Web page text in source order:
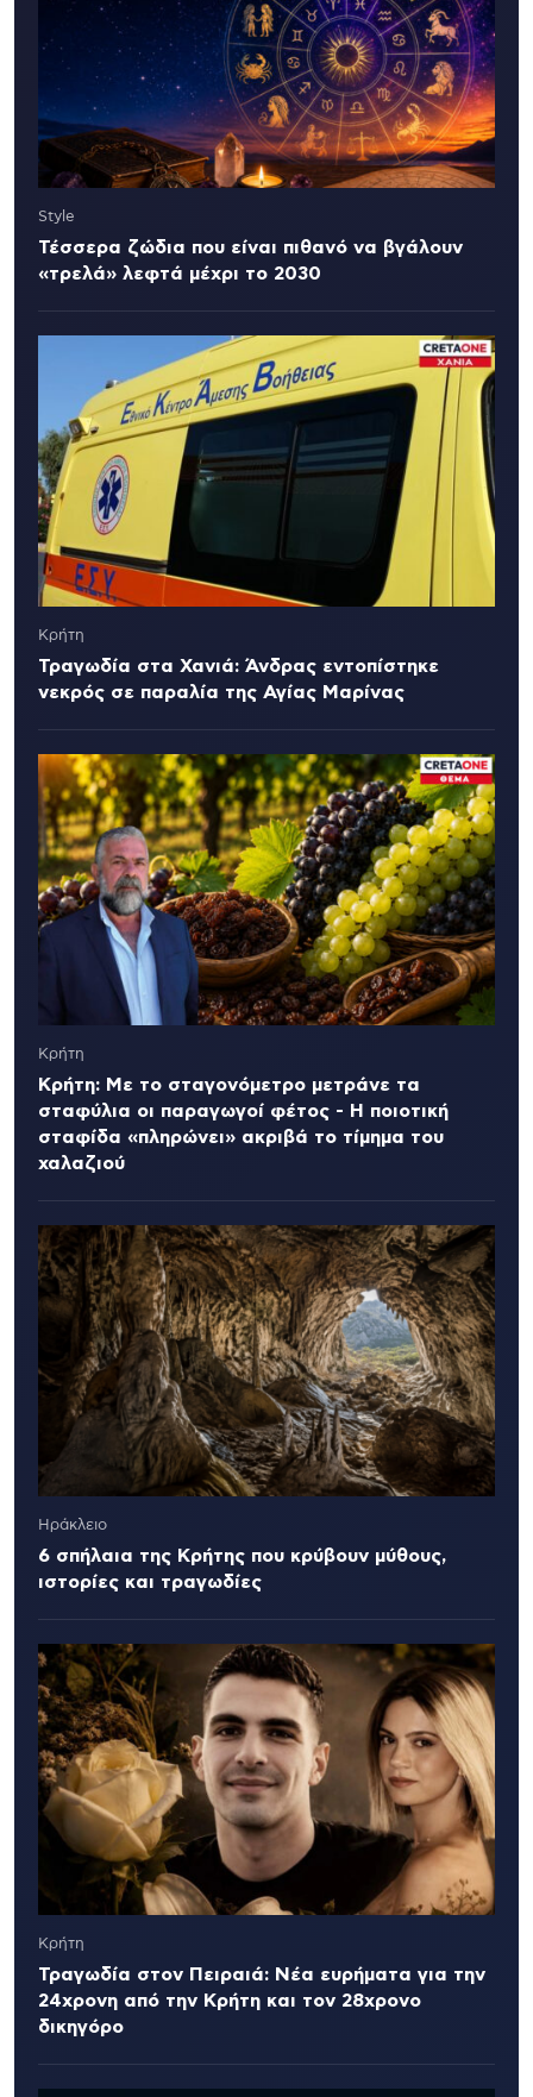
Style
Τέσσερα ζώδια που είναι πιθανό να βγάλουν
«τρελά» λεφτά μέχρι το 2030
Κρήτη
Τραγωδία στα Χανιά: Άνδρας εντοπίστηκε
νεκρός σε παραλία της Αγίας Μαρίνας
Κρήτη
Κρήτη: Με το σταγονόμετρο μετράνε τα
σταφύλια οι παραγωγοί φέτος - Η ποιοτική
σταφίδα «πληρώνει» ακριβά το τίμημα του
χαλαζιού
Ηράκλειο
6 σπήλαια της Κρήτης που κρύβουν μύθους,
ιστορίες και τραγωδίες
Κρήτη
Τραγωδία στον Πειραιά: Νέα ευρήματα για την
24χρονη από την Κρήτη και τον 28χρονο
δικηγόρο